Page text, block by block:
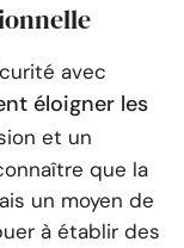
avec
éloigner les
et un
que la
un moyen de
à établir des